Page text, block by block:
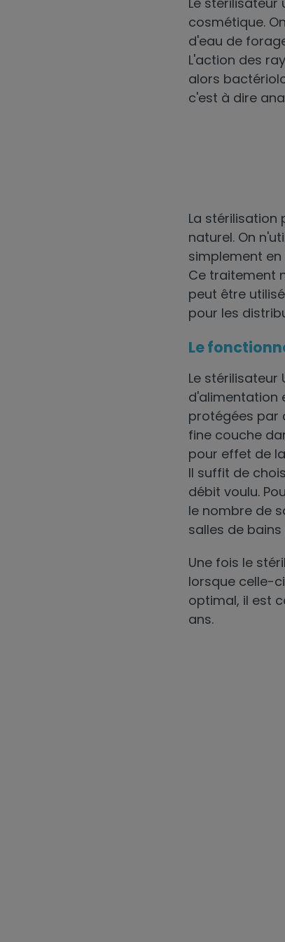
cosmétique.
d'eau de
L'action des
alors
c'est à dire
La stérilisation
naturel. On
simplement
Ce traitement
peut être
pour les
Le
Le
d'alimentation
protégées par
fine couche
pour effet de
Il suffit de
débit voulu.
le nombre de
salles de
Une fois le
lorsque celle-
optimal, il est
ans.